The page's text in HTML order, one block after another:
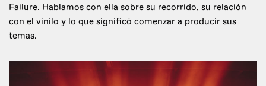
Failure. Hablamos con ella sobre su recorrido, su relación
con el vinilo y lo que significó comenzar a producir sus
temas.